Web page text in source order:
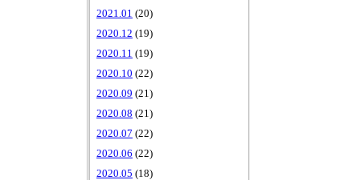
2021.01 (20)
2020.12 (19)
2020.11 (19)
2020.10 (22)
2020.09 (21)
2020.08 (21)
2020.07 (22)
2020.06 (22)
2020.05 (18)